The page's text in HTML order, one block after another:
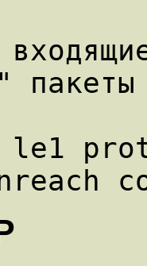
пакеты